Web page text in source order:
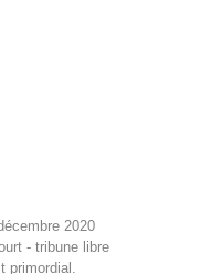
2020
- tribune libre
primordial.